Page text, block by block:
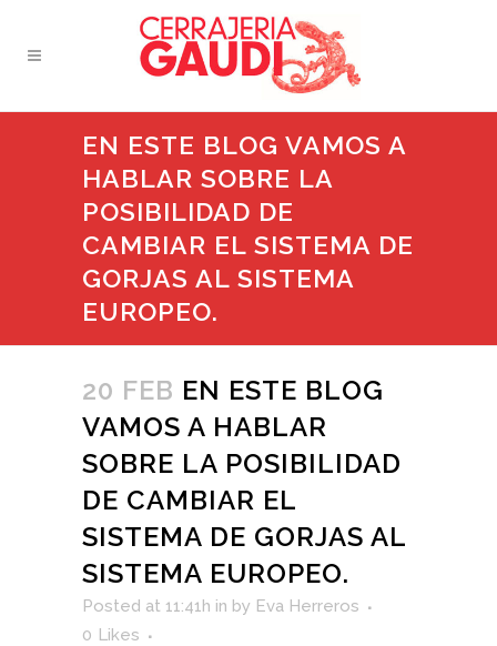
EN ESTE BLOG VAMOS A
HABLAR SOBRE LA
POSIBILIDAD DE
CAMBIAR EL SISTEMA DE
GORJAS AL SISTEMA
EUROPEO.
20 FEB EN ESTE BLOG
VAMOS A HABLAR
SOBRE LA POSIBILIDAD
DE CAMBIAR EL
SISTEMA DE GORJAS AL
SISTEMA EUROPEO.
Posted at 11:41h in by Eva Herreros
0 Likes